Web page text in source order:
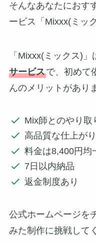
そんなあなたにおす
ービス「Mixxx(ミッ
「Mixxx(ミックス)」
サービスで、初めて
んのメリットがあり
Mix師とのやり取
高品質な仕上がり
料金は8,400円均
7日以内納品
返金制度あり
公式ホームページを
みた制作に挑戦して